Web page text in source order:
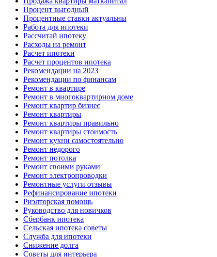
Процент выгодный
Процентные ставки актуальны
Работа для ипотеки
Рассчитай ипотеку
Расходы на ремонт
Расчет ипотеки
Расчет процентов ипотека
Рекомендации на 2023
Рекомендации по финансам
Ремонт в квартире
Ремонт в многоквартирном доме
Ремонт квартир бизнес
Ремонт квартиры
Ремонт квартиры правильно
Ремонт квартиры стоимость
Ремонт кухни самостоятельно
Ремонт недорого
Ремонт потолка
Ремонт своими руками
Ремонт электропроводки
Ремонтные услуги отзывы
Рефинансирование ипотеки
Риэлторская помощь
Руководство для новичков
Сбербанк ипотека
Сельская ипотека советы
Служба для ипотеки
Снижение долга
Советы для интерьера